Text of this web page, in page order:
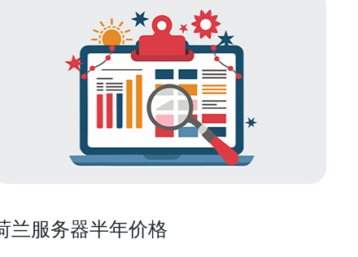
兰服务器半年价格